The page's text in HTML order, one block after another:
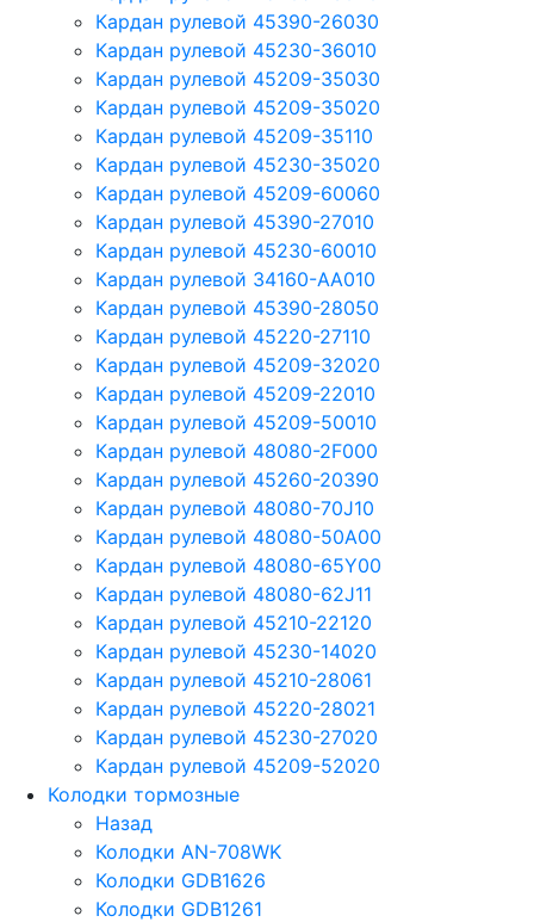
Кардан рулевой 45390-26030
Кардан рулевой 45230-36010
Кардан рулевой 45209-35030
Кардан рулевой 45209-35020
Кардан рулевой 45209-35110
Кардан рулевой 45230-35020
Кардан рулевой 45209-60060
Кардан рулевой 45390-27010
Кардан рулевой 45230-60010
Кардан рулевой 34160-AA010
Кардан рулевой 45390-28050
Кардан рулевой 45220-27110
Кардан рулевой 45209-32020
Кардан рулевой 45209-22010
Кардан рулевой 45209-50010
Кардан рулевой 48080-2F000
Кардан рулевой 45260-20390
Кардан рулевой 48080-70J10
Кардан рулевой 48080-50A00
Кардан рулевой 48080-65Y00
Кардан рулевой 48080-62J11
Кардан рулевой 45210-22120
Кардан рулевой 45230-14020
Кардан рулевой 45210-28061
Кардан рулевой 45220-28021
Кардан рулевой 45230-27020
Кардан рулевой 45209-52020
Колодки тормозные
Назад
Колодки AN-708WK
Колодки GDB1626
Колодки GDB1261